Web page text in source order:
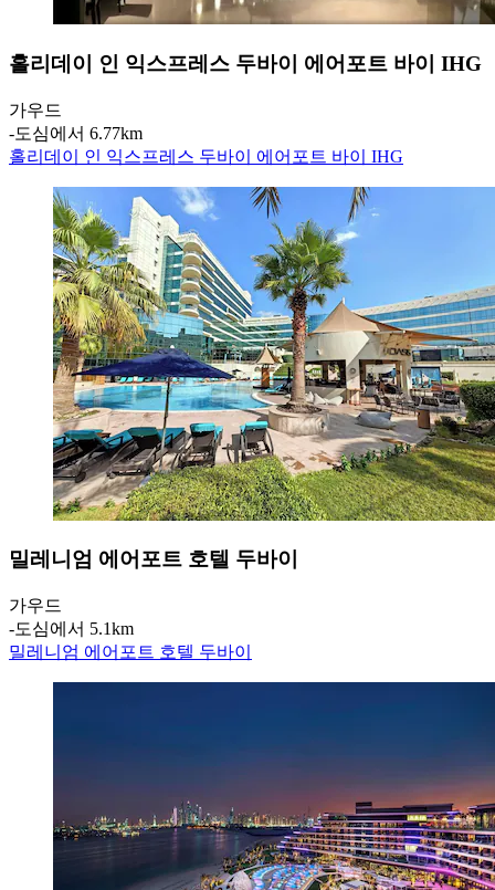
홀리데이 인 익스프레스 두바이 에어포트 바이 IHG
가우드
‐도심에서 6.77km
홀리데이 인 익스프레스 두바이 에어포트 바이 IHG
밀레니엄 에어포트 호텔 두바이
가우드
‐도심에서 5.1km
밀레니엄 에어포트 호텔 두바이